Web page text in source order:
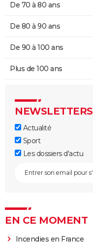
De 70 à 80 ans
De 80 à 90 ans
De 90 à 100 ans
Plus de 100 ans
NEWSLETTERS
Actualité
Sport
Les dossiers d'actu
EN CE MOMENT
Incendies en France